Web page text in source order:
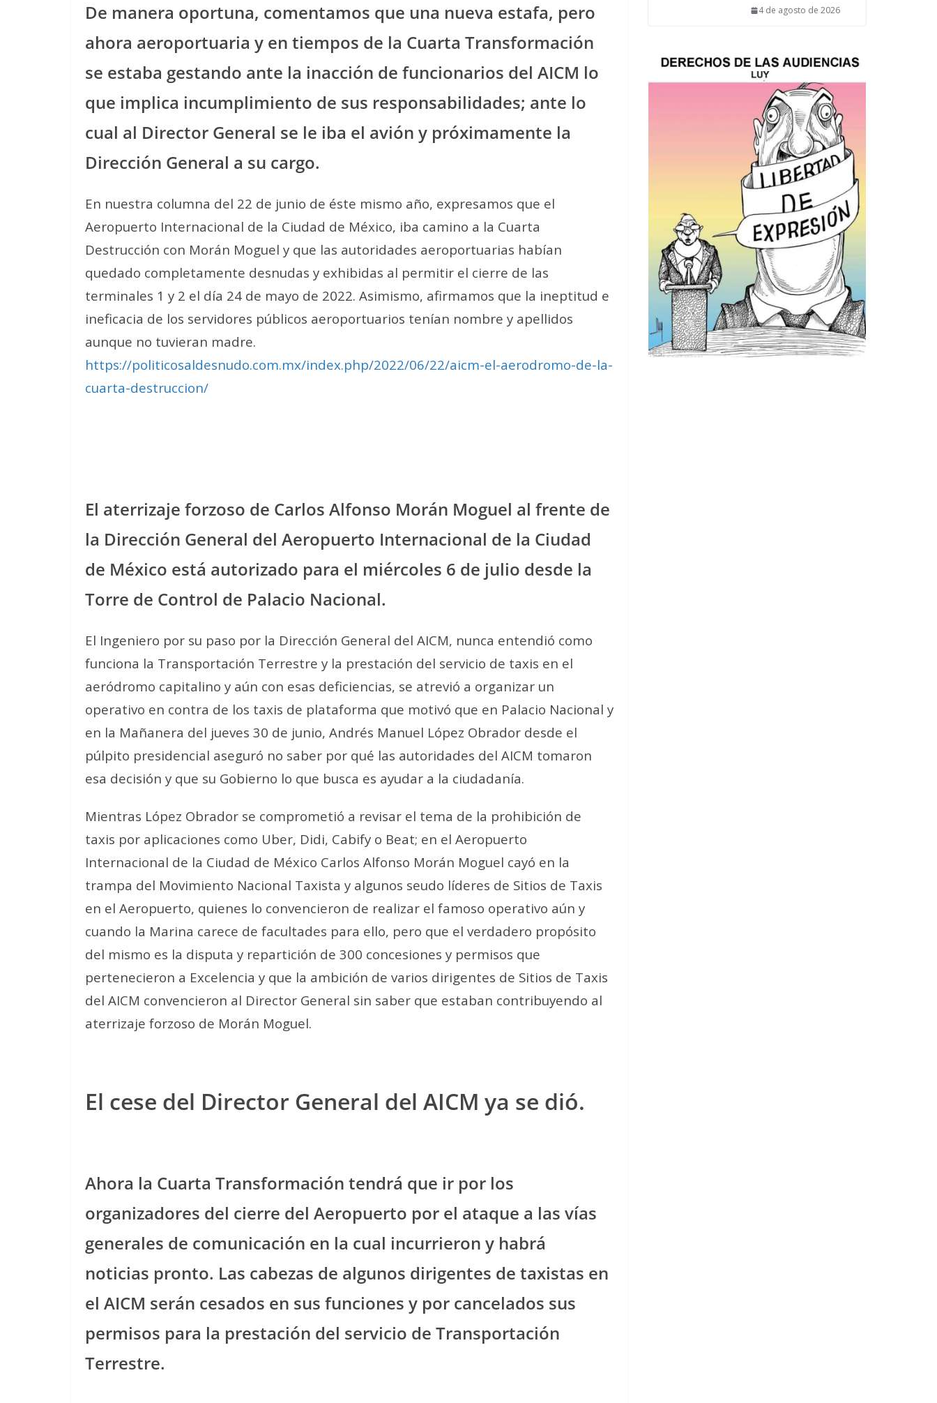
De manera oportuna, comentamos que una nueva estafa, pero
ahora aeroportuaria y en tiempos de la Cuarta Transformación
se estaba gestando ante la inacción de funcionarios del AICM lo
que implica incumplimiento de sus responsabilidades; ante lo
cual al Director General se le iba el avión y próximamente la
Dirección General a su cargo.
En nuestra columna del 22 de junio de éste mismo año, expresamos que el
Aeropuerto Internacional de la Ciudad de México, iba camino a la Cuarta
Destrucción con Morán Moguel y que las autoridades aeroportuarias habían
quedado completamente desnudas y exhibidas al permitir el cierre de las
terminales 1 y 2 el día 24 de mayo de 2022. Asimismo, afirmamos que la ineptitud e
ineficacia de los servidores públicos aeroportuarios tenían nombre y apellidos
aunque no tuvieran madre.
https://politicosaldesnudo.com.mx/index.php/2022/06/22/aicm-el-aerodromo-de-la-
cuarta-destruccion/
El aterrizaje forzoso de Carlos Alfonso Morán Moguel al frente de
la Dirección General del Aeropuerto Internacional de la Ciudad
de México está autorizado para el miércoles 6 de julio desde la
Torre de Control de Palacio Nacional.
El Ingeniero por su paso por la Dirección General del AICM, nunca entendió como
funciona la Transportación Terrestre y la prestación del servicio de taxis en el
aeródromo capitalino y aún con esas deficiencias, se atrevió a organizar un
operativo en contra de los taxis de plataforma que motivó que en Palacio Nacional y
en la Mañanera del jueves 30 de junio, Andrés Manuel López Obrador desde el
púlpito presidencial aseguró no saber por qué las autoridades del AICM tomaron
esa decisión y que su Gobierno lo que busca es ayudar a la ciudadanía.
Mientras López Obrador se comprometió a revisar el tema de la prohibición de
taxis por aplicaciones como Uber, Didi, Cabify o Beat; en el Aeropuerto
Internacional de la Ciudad de México Carlos Alfonso Morán Moguel cayó en la
trampa del Movimiento Nacional Taxista y algunos seudo líderes de Sitios de Taxis
en el Aeropuerto, quienes lo convencieron de realizar el famoso operativo aún y
cuando la Marina carece de facultades para ello, pero que el verdadero propósito
del mismo es la disputa y repartición de 300 concesiones y permisos que
pertenecieron a Excelencia y que la ambición de varios dirigentes de Sitios de Taxis
del AICM convencieron al Director General sin saber que estaban contribuyendo al
aterrizaje forzoso de Morán Moguel.
El cese del Director General del AICM ya se dió.
Ahora la Cuarta Transformación tendrá que ir por los
organizadores del cierre del Aeropuerto por el ataque a las vías
generales de comunicación en la cual incurrieron y habrá
noticias pronto. Las cabezas de algunos dirigentes de taxistas en
el AICM serán cesados en sus funciones y por cancelados sus
permisos para la prestación del servicio de Transportación
Terrestre.
4 de agosto de 2026